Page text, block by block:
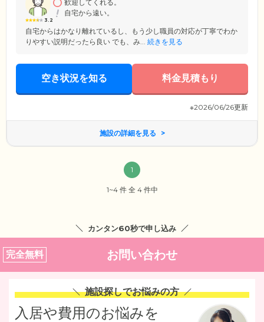
をお過ごしください。
3.2
歓迎してくれる。
自宅から遠い。
自宅からはかなり離れているし、もう少し職員の対応が丁寧でわか
りやすい説明だったら良い でも、み... 続きを見る
空き状況を知る 料金見積もり
※2026/06/26更新
施設の詳細を見る
1
1~4 件 全 4 件中
カンタン60秒で申し込み
完全無料 お問い合わせ
施設探しでお悩みの方
入居や費用のお悩みを